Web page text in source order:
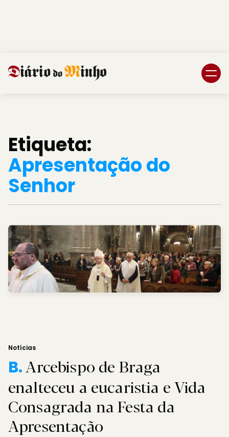
Etiqueta:
Apresentação do
Senhor
Notícias
B.Arcebispo de Braga
enalteceu a eucaristia e Vida
Consagrada na Festa da
Apresentação